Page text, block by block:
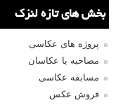
بخش های تازه لنزک
پروژه های عکاسی
مصاحبه با عکاسان
مسابقه عکاسی
فروش عکس